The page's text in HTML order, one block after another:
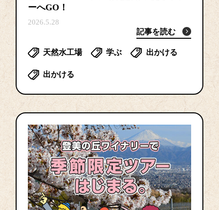
ーへGO！
2026.5.28
記事を読む
天然水工場 学ぶ 出かける
出かける